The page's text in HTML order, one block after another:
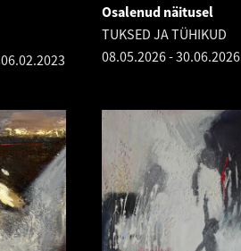
06.02.2023
Osalenud näitusel
TUKSED JA TÜHIKUD
08.05.2026-30.06.2026